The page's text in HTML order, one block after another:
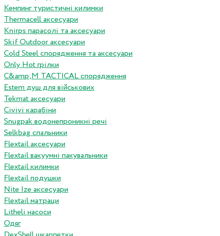
Кемпинг туристичні килимки
Thermacell аксесуари
Knirps парасолі та аксесуари
Skif Outdoor аксесуари
Cold Steel спорядження та аксесуари
Only Hot грілки
C&amp;M TACTICAL спорядження
Estem душ для військових
Tekmat аксесуари
Сivivi карабіни
Snugpak водонепроникні речі
Selkbag спальники
Flextail аксесуари
Flextail вакуумні пакувальники
Flextail килимки
Flextail подушки
Nite Ize аксесуари
Flextail матраци
Litheli насоси
Одяг